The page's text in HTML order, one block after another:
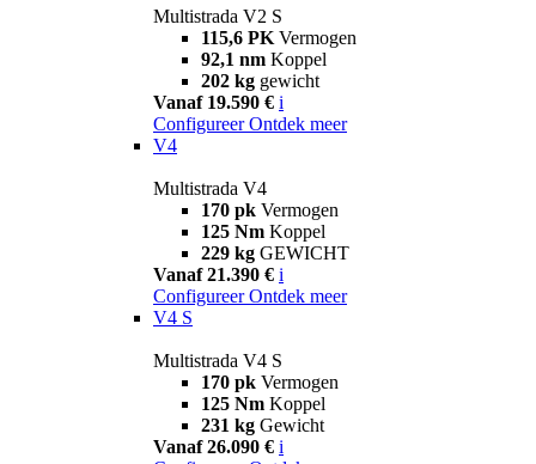
Multistrada V2 S
115,6 PK Vermogen
92,1 nm Koppel
202 kg gewicht
Vanaf 19.590 € i
Configureer Ontdek meer
V4
Multistrada V4
170 pk Vermogen
125 Nm Koppel
229 kg GEWICHT
Vanaf 21.390 € i
Configureer Ontdek meer
V4 S
Multistrada V4 S
170 pk Vermogen
125 Nm Koppel
231 kg Gewicht
Vanaf 26.090 € i